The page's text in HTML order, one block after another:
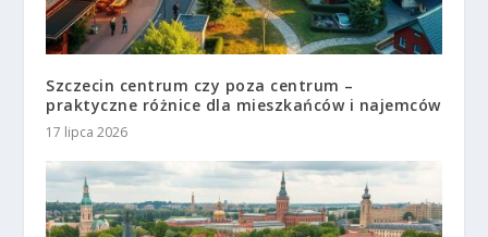
Szczecin centrum czy poza centrum –
praktyczne różnice dla mieszkańców i najemców
17 lipca 2026